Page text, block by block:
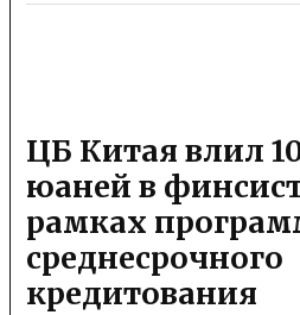
ЦБ Китая влил
юаней в
рамках
среднесрочного
кредитования